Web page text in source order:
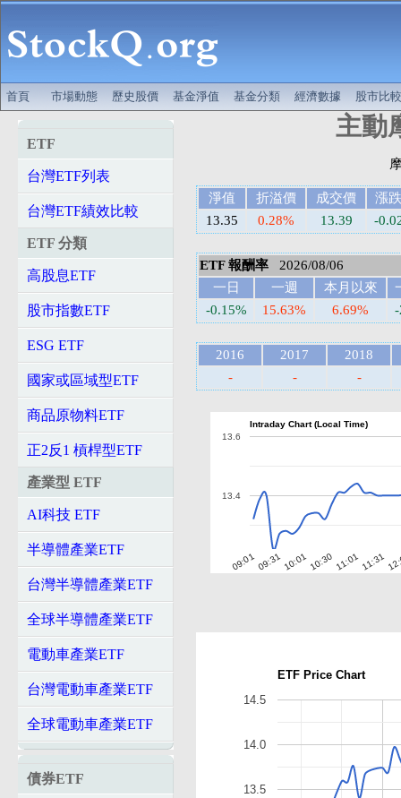
首頁 市場動態 歷史股價 基金淨值 基金分類 經濟數據 股市比較
ETF
台灣ETF列表
台灣ETF績效比較
ETF 分類
高股息ETF
股市指數ETF
ESG ETF
國家或區域型ETF
商品原物料ETF
正2反1 槓桿型ETF
產業型 ETF
AI科技 ETF
半導體產業ETF
台灣半導體產業ETF
全球半導體產業ETF
電動車產業ETF
台灣電動車產業ETF
全球電動車產業ETF
債券ETF
主動
淨值 折溢價 成交價
漲跌
13.35
0.28% 13.39 -
ETF 報酬率 2026/08/06
一日
一週 本月以來
-0.15%
15.63% 6.69%
2016 2017
2018
-
- -
Intraday Chart (Local Time)
09:0109:3110:0110:30 11:0111:31
13.4
13.6
ETF Price Chart
13.5
14.0
14.5